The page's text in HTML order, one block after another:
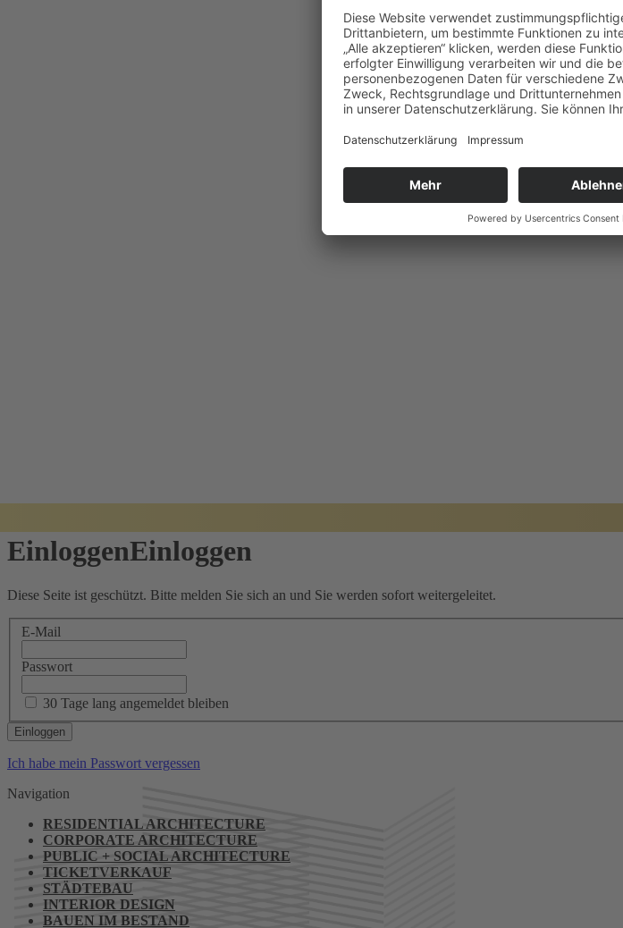
ARCHITEKTUR
EinloggenEinloggen
Diese Seite ist geschützt. Bitte melden Sie sich an und Sie werden sofort weitergeleitet.
E-Mail
Passwort
30 Tage lang angemeldet bleiben
Ich habe mein Passwort vergessen
Navigation
RESIDENTIAL ARCHITECTURE
CORPORATE ARCHITECTURE
PUBLIC + SOCIAL ARCHITECTURE
TICKETVERKAUF
STÄDTEBAU
INTERIOR DESIGN
BAUEN IM BESTAND